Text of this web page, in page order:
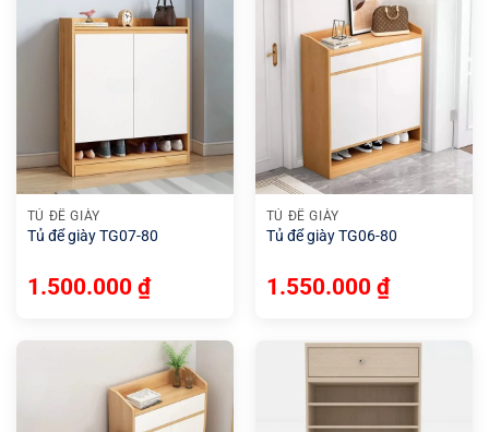
TỦ ĐỂ GIÀY
Tủ để giày TG07-80
1.500.000 ₫
TỦ ĐỂ GIÀY
Tủ để giày TG06-80
1.550.000 ₫